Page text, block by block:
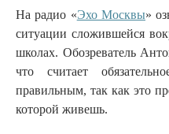
На радио «Эхо Москвы»
ситуации сложившейся
школах. Обозреватель
что считает
правильным, так как это
которой живешь.